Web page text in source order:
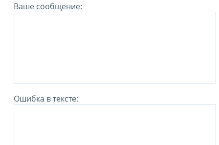
Ваше сообщение:
Ошибка в тексте: